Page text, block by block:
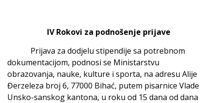
IV Rokovi za podnošenje prijave
Prijava za dodjelu stipendije sa potrebnom
dokumentacijom, podnosi se Ministarstvu
obrazovanja, nauke, kulture i sporta, na adresu Alije
Đerzeleza broj 6, 77000 Bihać, putem pisarnice Vlade
Unsko-sanskog kantona, u roku od 15 dana od dana